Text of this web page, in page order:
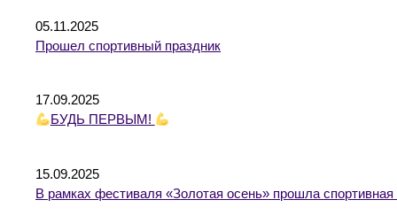
05.11.2025
Прошел спортивный праздник
17.09.2025
БУДЬ ПЕРВЫМ!
15.09.2025
В рамках фестиваля «Золотая осень» прошла